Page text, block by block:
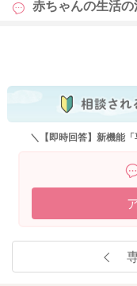
赤ちゃんの生活の
＼【即時回答】新機能